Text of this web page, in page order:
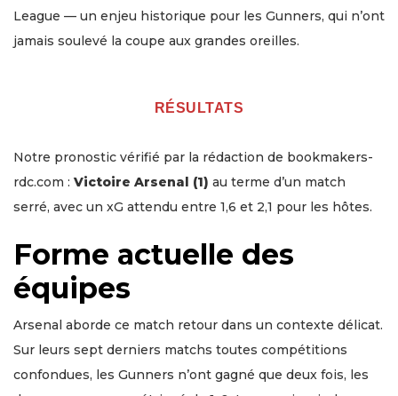
League — un enjeu historique pour les Gunners, qui n’ont
jamais soulevé la coupe aux grandes oreilles.
RÉSULTATS
Notre pronostic vérifié par la rédaction de bookmakers-
rdc.com : Victoire Arsenal (1) au terme d’un match
serré, avec un xG attendu entre 1,6 et 2,1 pour les hôtes.
Forme actuelle des
équipes
Arsenal aborde ce match retour dans un contexte délicat.
Sur leurs sept derniers matchs toutes compétitions
confondues, les Gunners n’ont gagné que deux fois, les